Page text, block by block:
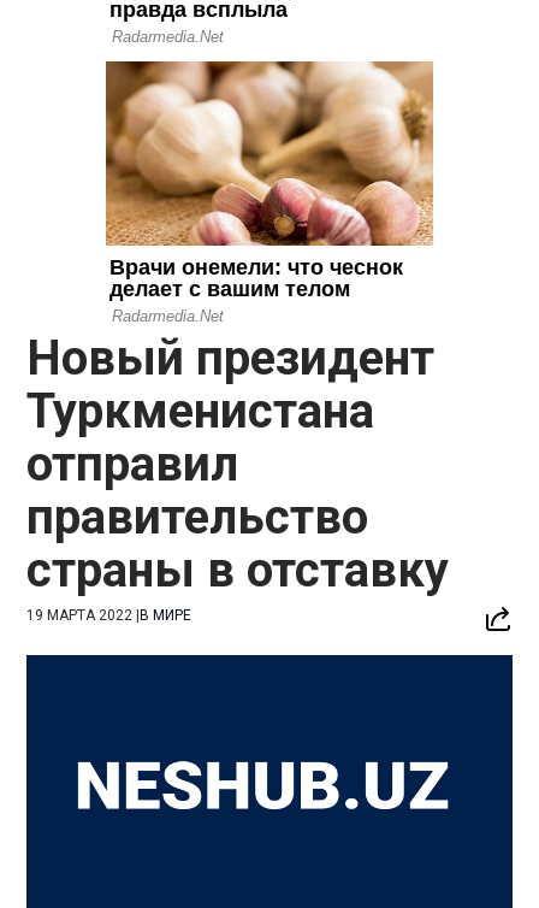
Новый президент
Туркменистана
отправил
правительство
страны в отставку
19 МАРТА 2022 |В МИРЕ